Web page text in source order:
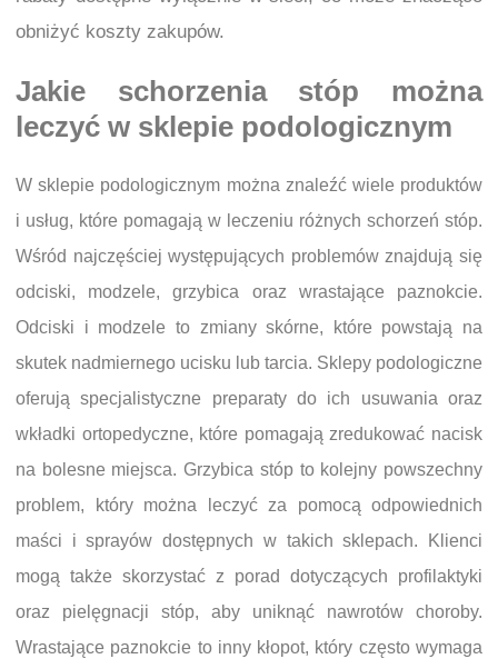
obniżyć koszty zakupów.
Jakie schorzenia stóp można
leczyć w sklepie podologicznym
W sklepie podologicznym można znaleźć wiele produktów
i usług, które pomagają w leczeniu różnych schorzeń stóp.
Wśród najczęściej występujących problemów znajdują się
odciski, modzele, grzybica oraz wrastające paznokcie.
Odciski i modzele to zmiany skórne, które powstają na
skutek nadmiernego ucisku lub tarcia. Sklepy podologiczne
oferują specjalistyczne preparaty do ich usuwania oraz
wkładki ortopedyczne, które pomagają zredukować nacisk
na bolesne miejsca. Grzybica stóp to kolejny powszechny
problem, który można leczyć za pomocą odpowiednich
maści i sprayów dostępnych w takich sklepach. Klienci
mogą także skorzystać z porad dotyczących profilaktyki
oraz pielęgnacji stóp, aby uniknąć nawrotów choroby.
Wrastające paznokcie to inny kłopot, który często wymaga